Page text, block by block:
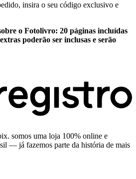
insira o seu código exclusivo e
o Fotolivro: 20 páginas incluídas
poderão ser inclusas e serão
somos uma loja 100% online e
— já fazemos parte da história de mais